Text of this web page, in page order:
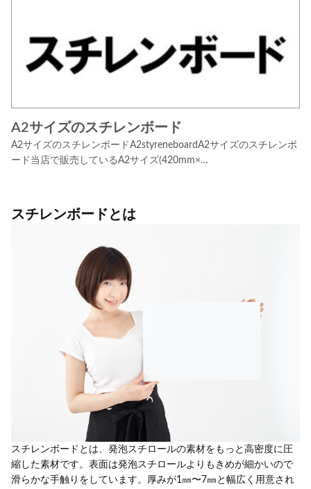
A2サイズのスチレンボード
A2サイズのスチレンボードA2styreneboardA2サイズのスチレンボ
ード当店で販売しているA2サイズ(420mm×…
スチレンボードとは
スチレンボードとは、発泡スチロールの素材をもっと高密度に圧
縮した素材です。表面は発泡スチロールよりもきめが細かいので
滑らかな手触りをしています。厚みが1㎜〜7㎜と幅広く用意され